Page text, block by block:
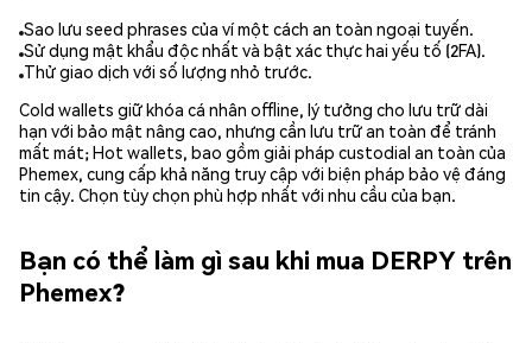
Sao lưu seed phrases của ví một cách an toàn ngoại tuyến.
Sử dụng mật khẩu độc nhất và bật xác thực hai yếu tố (2FA).
Thử giao dịch với số lượng nhỏ trước.
Cold wallets giữ khóa cá nhân offline, lý tưởng cho lưu trữ dài
hạn với bảo mật nâng cao, nhưng cần lưu trữ an toàn để tránh
mất mát; Hot wallets, bao gồm giải pháp custodial an toàn của
Phemex, cung cấp khả năng truy cập với biện pháp bảo vệ đáng
tin cậy. Chọn tùy chọn phù hợp nhất với nhu cầu của bạn.
Bạn có thể làm gì sau khi mua DERPY trên
Phemex?